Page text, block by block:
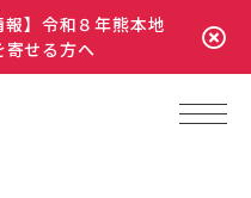
報】令和８年熊本地
寄せる方へ